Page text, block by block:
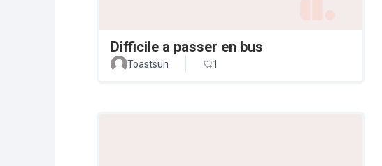
Difficile a passer en bus
Toastsun 1